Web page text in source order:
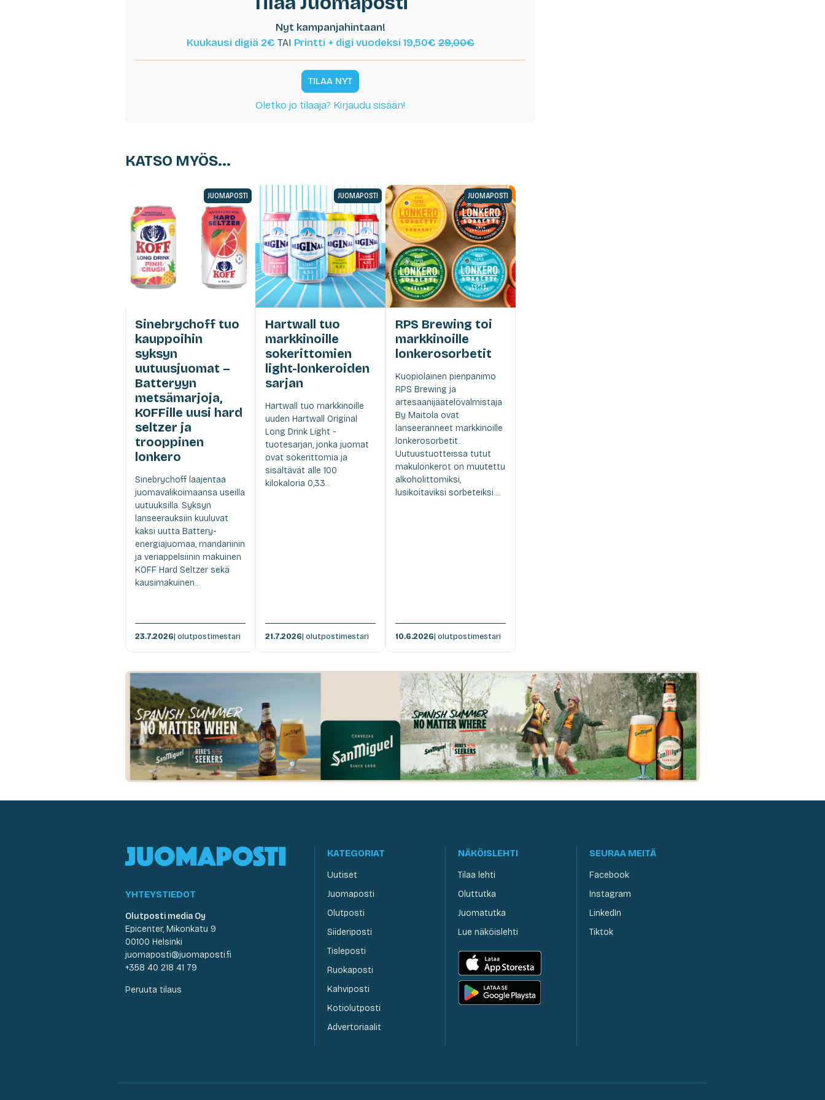
Nyt kampanjahintaan!
Kuukausi digiä 2€ TAI Printti + digi vuodeksi 19,50€29,00€
TILAA NYT
Oletko jo tilaaja? Kirjaudu sisään!
KATSO MYÖS...
JUOMAPOSTI
Sinebrychoff tuo
kauppoihin
syksyn
uutuusjuomat –
Batteryyn
metsämarjoja,
KOFFille uusi hard
seltzer ja
trooppinen
lonkero
Sinebrychoff laajentaa
juomavalikoimaansa useilla
uutuuksilla. Syksyn
lanseerauksiin kuuluvat
kaksi uutta Battery-
energiajuomaa, mandariinin
ja veriappelsiinin makuinen
KOFF Hard Seltzer sekä
kausimakuinen...
23.7.2026| olutpostimestari
JUOMAPOSTI
Hartwall tuo
markkinoille
sokerittomien
light-lonkeroiden
sarjan
Hartwall tuo markkinoille
uuden Hartwall Original
Long Drink Light -
tuotesarjan, jonka juomat
ovat sokerittomia ja
sisältävät alle 100
kilokaloria 0,33...
21.7.2026| olutpostimestari
JUOMAPOSTI
RPS Brewing toi
markkinoille
lonkerosorbetit
Kuopiolainen pienpanimo
RPS Brewing ja
artesaanijäätelövalmistaja
By Maitola ovat
lanseeranneet markkinoille
lonkerosorbetit.
Uutuustuotteissa tutut
makulonkerot on muutettu
alkoholittomiksi,
lusikoitaviksi sorbeteiksi....
10.6.2026| olutpostimestari
YHTEYSTIEDOT
Olutposti media Oy
Epicenter, Mikonkatu 9
00100 Helsinki
juomaposti@juomaposti.fi
+358 40 218 41 79
Peruuta tilaus
KATEGORIAT
Uutiset
Juomaposti
Olutposti
Siideriposti
Tisleposti
Ruokaposti
Kahviposti
Kotiolutposti
Advertoriaalit
NÄKÖISLEHTI
Tilaa lehti
Oluttutka
Juomatutka
Lue näköislehti
SEURAA MEITÄ
Facebook
Instagram
LinkedIn
Tiktok